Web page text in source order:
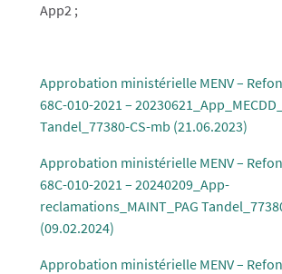
App2 ;
Approbation ministérielle MENV –
68C-010-2021 –
Tandel_77380-CS-mb (21.06.2023)
Approbation ministérielle MENV –
68C-010-2021 – 20240209_App-
reclamations_MAINT_PAG
(09.02.2024)
Approbation ministérielle MENV –